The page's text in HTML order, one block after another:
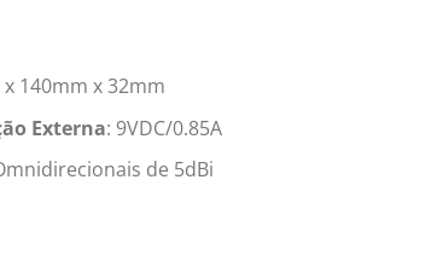
140mm x 32mm
Externa: 9VDC/0.85A
de 5dBi